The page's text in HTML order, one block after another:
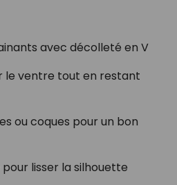
avec décolleté en V
le ventre tout en restant
ou coques pour un bon
lisser la silhouette